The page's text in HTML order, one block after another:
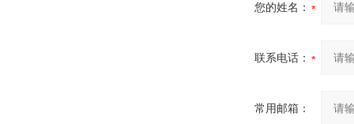
您的姓名：
联系电话：
常用邮箱：